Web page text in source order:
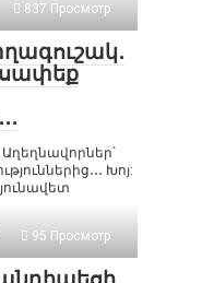
837 Просмотр
Խոյ:
95 Просмотр